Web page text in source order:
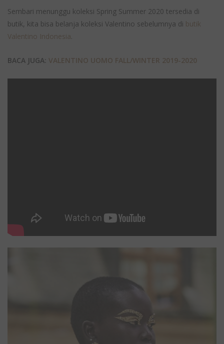
Sembari menunggu koleksi Spring Summer 2020 tersedia di
butik, kita bisa belanja koleksi Valentino sebelumnya di butik
Valentino Indonesia.
BACA JUGA: VALENTINO UOMO FALL/WINTER 2019-2020